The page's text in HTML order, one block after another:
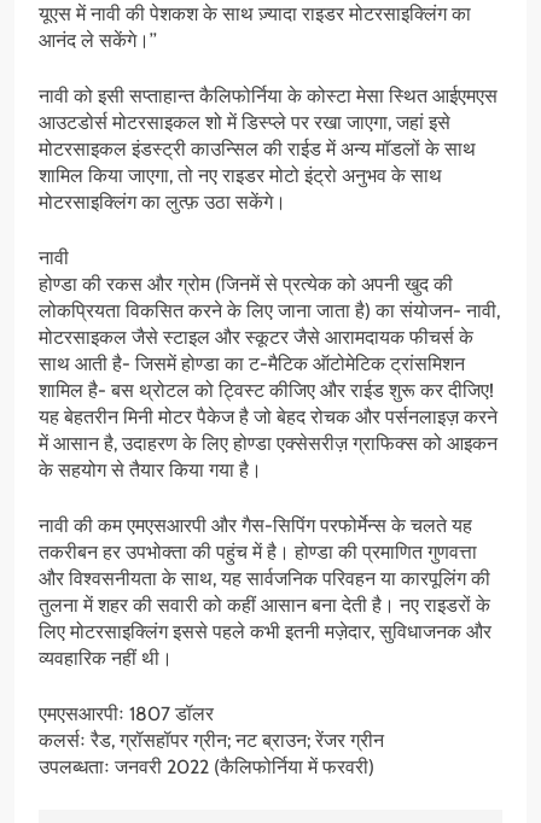
यूएस में नावी की पेशकश के साथ ज़्यादा राइडर मोटरसाइक्लिंग का
आनंद ले सकेंगे।’’
नावी को इसी सप्ताहान्त कैलिफोर्निया के कोस्टा मेसा स्थित आईएमएस
आउटडोर्स मोटरसाइकल शो में डिस्प्ले पर रखा जाएगा, जहां इसे
मोटरसाइकल इंडस्ट्री काउन्सिल की राईड में अन्य मॉडलों के साथ
शामिल किया जाएगा, तो नए राइडर मोटो इंट्रो अनुभव के साथ
मोटरसाइक्लिंग का लुत्फ़ उठा सकेंगे।
नावी
होण्डा की रकस और ग्रोम (जिनमें से प्रत्येक को अपनी खुद की
लोकप्रियता विकसित करने के लिए जाना जाता है) का संयोजन- नावी,
मोटरसाइकल जैसे स्टाइल और स्कूटर जैसे आरामदायक फीचर्स के
साथ आती है- जिसमें होण्डा का ट-मैटिक ऑटोमेटिक ट्रांसमिशन
शामिल है- बस थ्रोटल को ट्विस्ट कीजिए और राईड शुरू कर दीजिए!
यह बेहतरीन मिनी मोटर पैकेज है जो बेहद रोचक और पर्सनलाइज़ करने
में आसान है, उदाहरण के लिए होण्डा एक्सेसरीज़ ग्राफिक्स को आइकन
के सहयोग से तैयार किया गया है।
नावी की कम एमएसआरपी और गैस-सिपिंग परफोर्मेन्स के चलते यह
तकरीबन हर उपभोक्ता की पहुंच में है। होण्डा की प्रमाणित गुणवत्ता
और विश्वसनीयता के साथ, यह सार्वजनिक परिवहन या कारपूलिंग की
तुलना में शहर की सवारी को कहीं आसान बना देती है। नए राइडरों के
लिए मोटरसाइक्लिंग इससे पहले कभी इतनी मज़ेदार, सुविधाजनक और
व्यवहारिक नहीं थी।
एमएसआरपीः 1807 डॉलर
कलर्सः रैड, ग्रॉसहॉपर ग्रीन; नट ब्राउन; रेंजर ग्रीन
उपलब्धताः जनवरी 2022 (कैलिफोर्निया में फरवरी)